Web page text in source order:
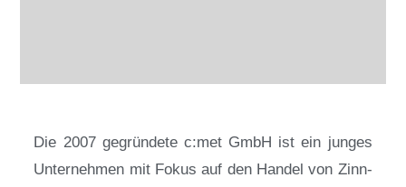
Die 2007 ge­grün­de­te c:met GmbH ist ein jun­ges
Un­ter­neh­men mit Fo­kus auf den Han­del von Zinn-